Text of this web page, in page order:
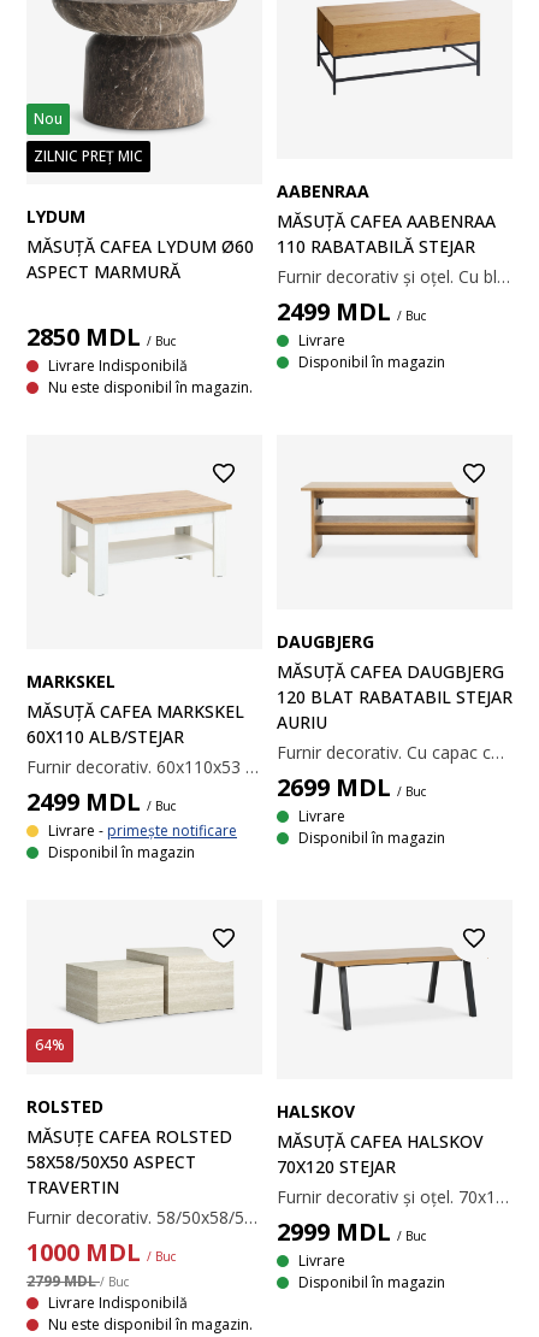
Nou
ZILNIC PREȚ MIC
LYDUM
MĂSUȚĂ CAFEA LYDUM Ø60
ASPECT MARMURĂ
2850 MDL / Buc
Livrare Indisponibilă
Nu este disponibil în magazin.
AABENRAA
MĂSUȚĂ CAFEA AABENRAA
110 RABATABILĂ STEJAR
Furnir decorativ și oțel. Cu blat rabatabil și spațiu de depozitare. 60x110x45/57 cm
2499 MDL / Buc
Livrare
Disponibil în magazin
MARKSKEL
MĂSUȚĂ CAFEA MARKSKEL
60X110 ALB/STEJAR
Furnir decorativ. 60x110x53 cm
2499 MDL / Buc
Livrare - primește notificare
Disponibil în magazin
DAUGBJERG
MĂSUȚĂ CAFEA DAUGBJERG
120 BLAT RABATABIL STEJAR
AURIU
Furnir decorativ. Cu capac cu balamale. Dimensiuni: 60/100x120x45-56 cm.
2699 MDL / Buc
Livrare
Disponibil în magazin
64%
ROLSTED
MĂSUȚE CAFEA ROLSTED
58X58/50X50 ASPECT
TRAVERTIN
Furnir decorativ. 58/50x58/50x40/33 cm
1000 MDL / Buc
2799 MDL/ Buc
Livrare Indisponibilă
Nu este disponibil în magazin.
HALSKOV
MĂSUȚĂ CAFEA HALSKOV
70X120 STEJAR
Furnir decorativ și oțel. 70x120x45 cm
2999 MDL / Buc
Livrare
Disponibil în magazin